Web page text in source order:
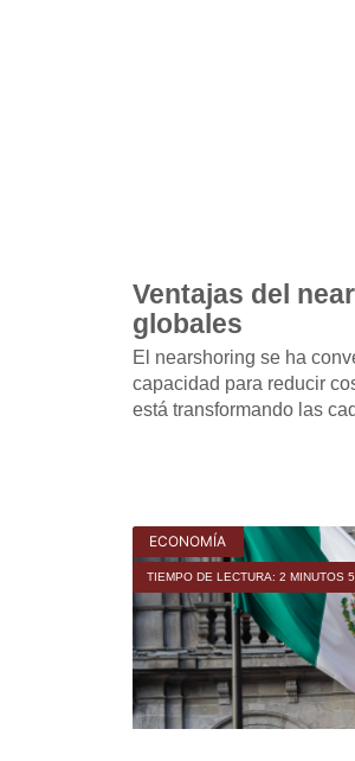
Ventajas del
globales
El nearshoring se ha
capacidad para reducir
está transformando las
ECONOMÍA
TIEMPO DE LECTURA: 2 MINUTOS